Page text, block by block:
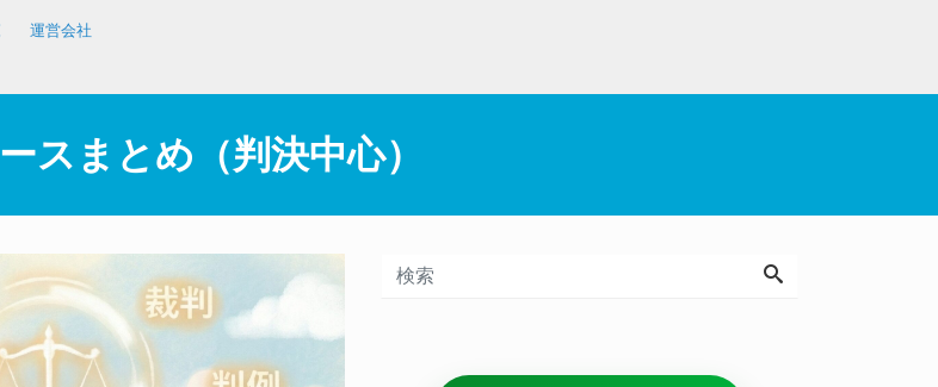
運営会社
スまとめ（判決中心）